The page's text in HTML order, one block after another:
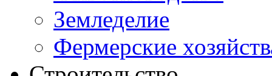
Земледелие
Фермерские